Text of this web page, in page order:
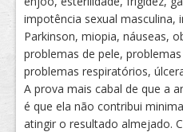
impotência sexual masculina,
Parkinson, miopia, náuseas,
problemas de pele,
problemas respiratórios,
A prova mais cabal de que a
é que ela não contribui
atingir o resultado almejado.